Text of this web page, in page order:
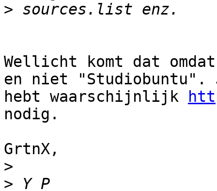
>
Wellicht komt dat
en niet "Studiobuntu".
hebt waarschijnlijk
nodig.
GrtnX,
>
>